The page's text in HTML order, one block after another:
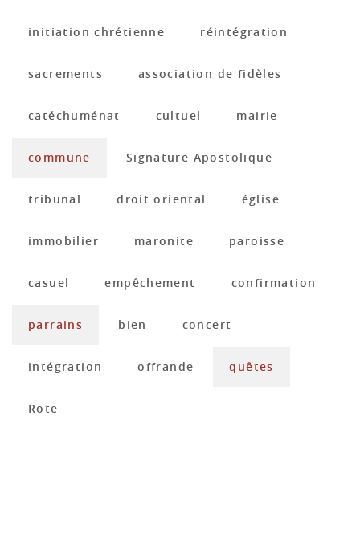
initiation chrétienne réintégration
sacrements association de fidèles
catéchuménat cultuel mairie
commune Signature Apostolique
tribunal droit oriental église
immobilier maronite paroisse
casuel empêchement confirmation
parrains bien concert
intégration offrande quêtes
Rote